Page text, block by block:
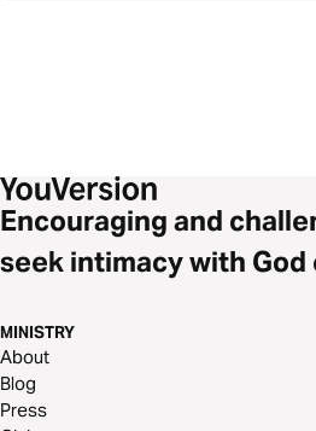
Encouraging and
seek intimacy with God
MINISTRY
About
Blog
Press